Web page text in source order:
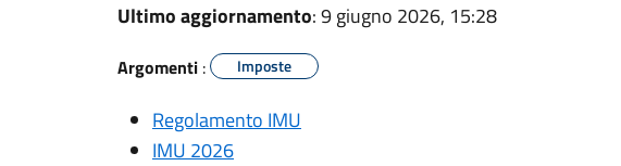
Ultimo aggiornamento: 9 giugno 2026, 15:28
Argomenti : Imposte
Regolamento IMU
IMU 2026